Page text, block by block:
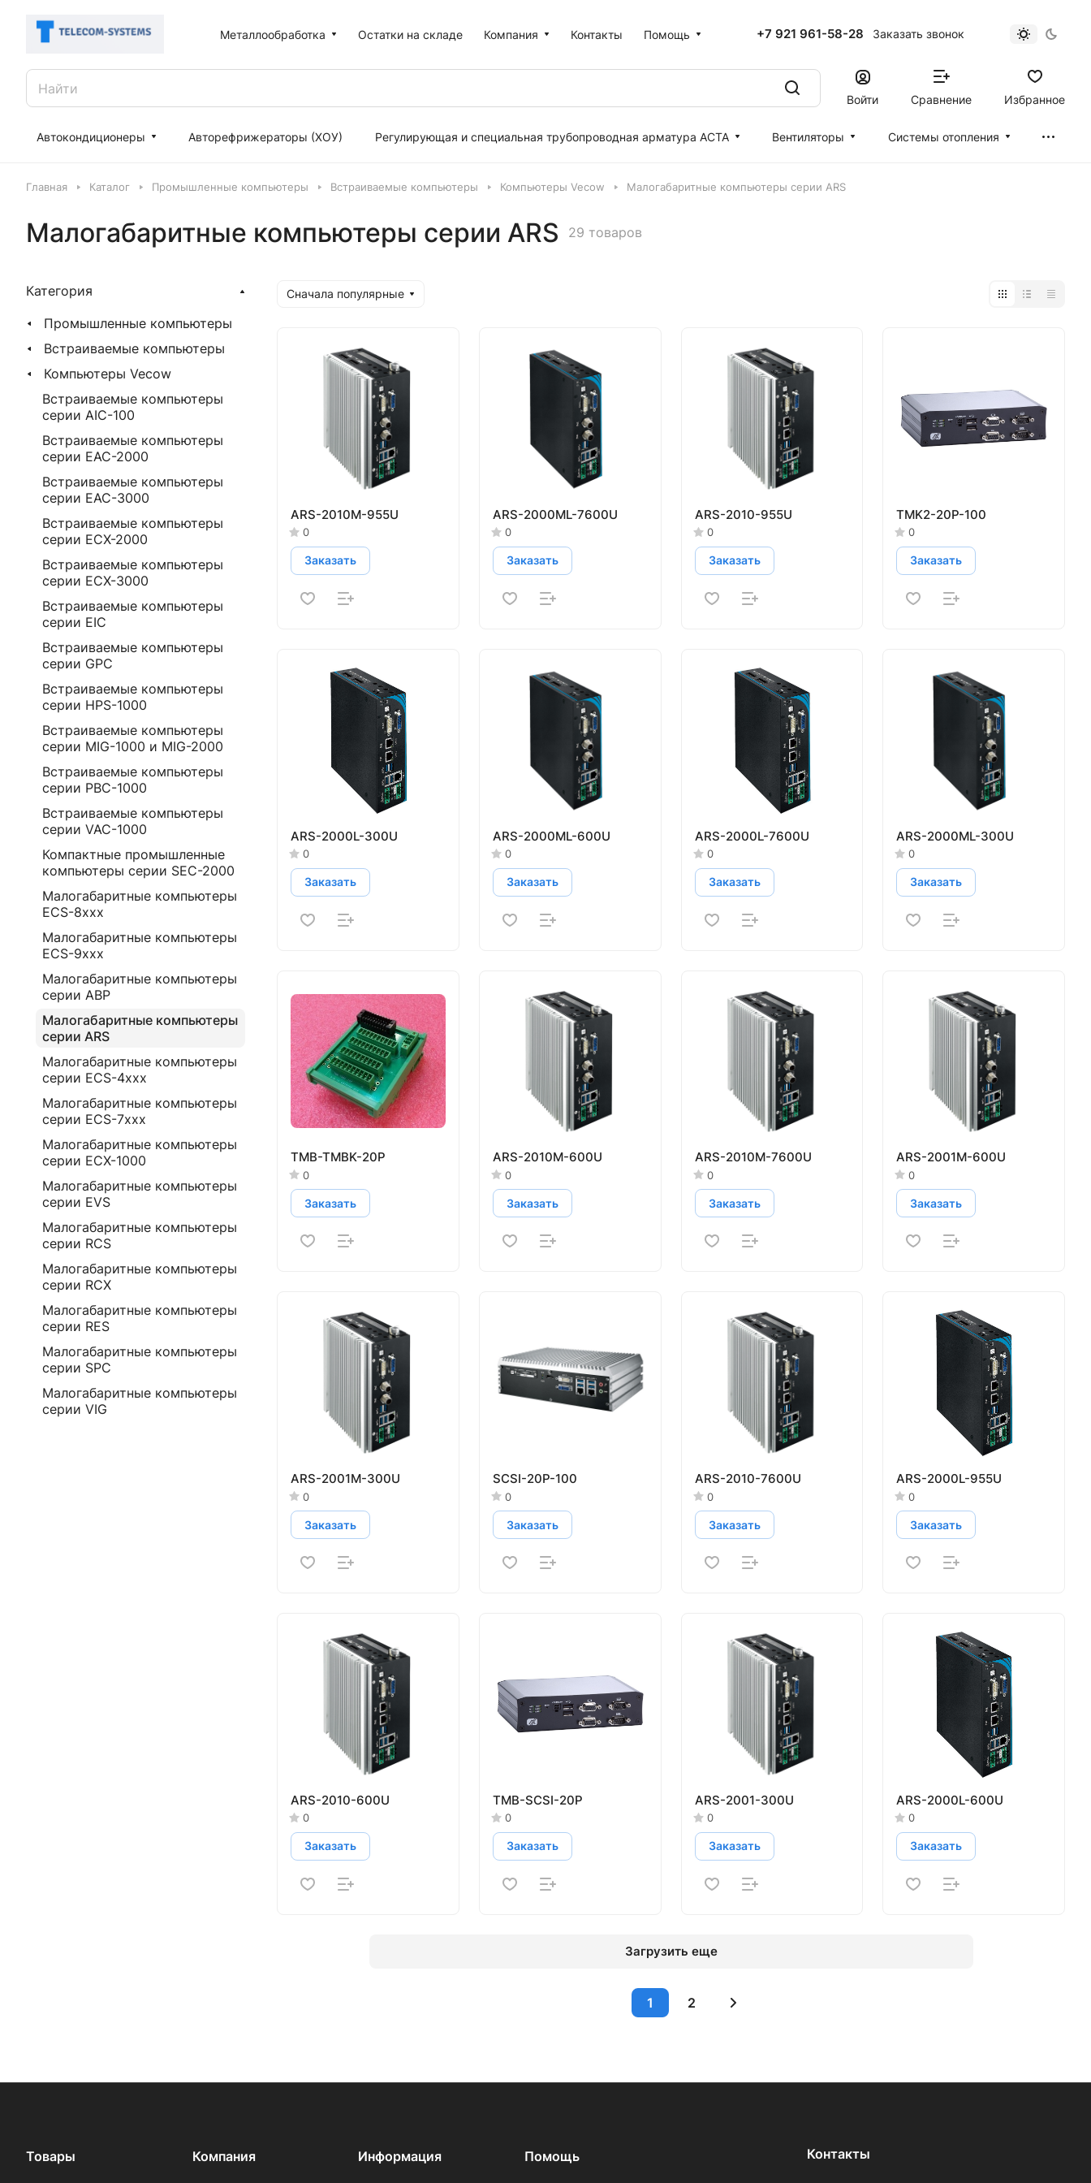
Металлообработка Остатки на складе Компания Контакты Помощь +7 921 961-58-28 Заказать звонок
Войти Сравнение Избранное
Автокондиционеры Авторефрижераторы (ХОУ) Регулирующая и специальная трубопроводная арматура АСТА Вентиляторы Cистемы отопления
Главная Каталог Промышленные компьютеры Встраиваемые компьютеры Компьютеры Vecow Малогабаритные компьютеры серии ARS
Малогабаритные компьютеры серии ARS 29 товаров
Сначала популярные
ARS-2010M-955U
0
Заказать
ARS-2000ML-7600U
0
Заказать
ARS-2010-955U
0
Заказать
TMK2-20P-100
0
Заказать
ARS-2000L-300U
0
Заказать
ARS-2000ML-600U
0
Заказать
ARS-2000L-7600U
0
Заказать
ARS-2000ML-300U
0
Заказать
TMB-TMBK-20P
0
Заказать
ARS-2010M-600U
0
Заказать
ARS-2010M-7600U
0
Заказать
ARS-2001M-600U
0
Заказать
ARS-2001M-300U
0
Заказать
SCSI-20P-100
0
Заказать
ARS-2010-7600U
0
Заказать
ARS-2000L-955U
0
Заказать
ARS-2010-600U
0
Заказать
TMB-SCSI-20P
0
Заказать
ARS-2001-300U
0
Заказать
ARS-2000L-600U
0
Заказать
Загрузить еще
1 2
Категория
Промышленные компьютеры
Встраиваемые компьютеры
Компьютеры Vecow
Встраиваемые компьютеры
серии AIC-100
Встраиваемые компьютеры
серии EAC-2000
Встраиваемые компьютеры
серии EAC-3000
Встраиваемые компьютеры
серии ECX-2000
Встраиваемые компьютеры
серии ECX-3000
Встраиваемые компьютеры
серии EIC
Встраиваемые компьютеры
серии GPC
Встраиваемые компьютеры
серии HPS-1000
Встраиваемые компьютеры
серии MIG-1000 и MIG-2000
Встраиваемые компьютеры
серии PBC-1000
Встраиваемые компьютеры
серии VAC-1000
Компактные промышленные
компьютеры серии SEC-2000
Малогабаритные компьютеры
ECS-8ххх
Малогабаритные компьютеры
ECS-9ххх
Малогабаритные компьютеры
серии ABP
Малогабаритные компьютеры
серии ARS
Малогабаритные компьютеры
серии ECS-4ххх
Малогабаритные компьютеры
серии ECS-7ххх
Малогабаритные компьютеры
серии ECX-1000
Малогабаритные компьютеры
серии EVS
Малогабаритные компьютеры
серии RCS
Малогабаритные компьютеры
серии RCX
Малогабаритные компьютеры
серии RES
Малогабаритные компьютеры
серии SPC
Малогабаритные компьютеры
серии VIG
Товары Компания Информация Помощь Контакты